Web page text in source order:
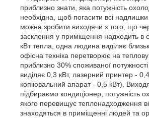
приблизно знати, яка потужність
необхідна, щоб погасити всі
можна зробити виходячи з того, що
засклення у приміщення надходить в
кВт тепла, одна людина виділяє
офісна техніка перетворює на
приблизно 30% споживаної
виділяє 0,3 кВт, лазерний принтер -
копіювальний апарат - 0,5 кВт).
підбираємо кондиціонер, потужність
якого перевищує теплонадходження
знаходяться в приміщенні людей та